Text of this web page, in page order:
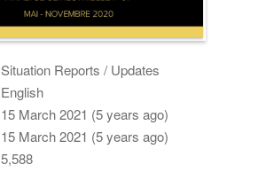
Situation Reports / Updates
English
15 March 2021 (5 years ago)
15 March 2021 (5 years ago)
5,588